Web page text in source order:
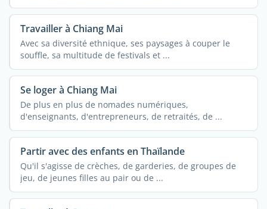
Travailler à Chiang Mai
Avec sa diversité ethnique, ses paysages à couper le
souffle, sa multitude de festivals et ...
Se loger à Chiang Mai
De plus en plus de nomades numériques,
d'enseignants, d'entrepreneurs, de retraités, de ...
Partir avec des enfants en Thaïlande
Qu'il s'agisse de crèches, de garderies, de groupes de
jeu, de jeunes filles au pair ou de ...